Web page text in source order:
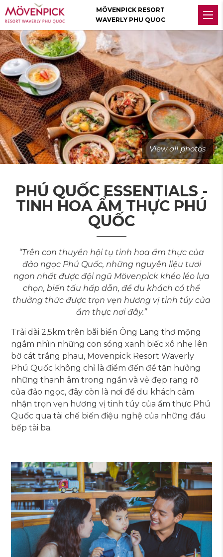
View all photos
PHÚ QUỐC ESSENTIALS -
TINH HOA ẨM THỰC PHÚ
QUỐC
“Trên con thuyền hội tụ tinh hoa ẩm thực của
đảo ngọc Phú Quốc, những nguyên liệu tươi
ngon nhất được đội ngũ Mövenpick khéo léo lựa
chọn, biến tấu hấp dẫn, để du khách có thể
thưởng thức được trọn vẹn hương vị tinh túy của
ẩm thực nơi đây.”
Trải dài 2,5km trên bãi biển Ông Lang thơ mộng
ngắm nhìn những con sóng xanh biếc xô nhẹ lên
bờ cát trắng phau, Mövenpick Resort Waverly
Phú Quốc không chỉ là điểm đến để tận hưởng
những thanh âm trong ngần và vẻ đẹp rạng rỡ
của đảo ngọc, đây còn là nơi để du khách cảm
nhận trọn vẹn hương vị tinh túy của ẩm thực Phú
Quốc qua tài chế biến điệu nghệ của những đầu
bếp tài ba.
MÖVENPICK RESORT
WAVERLY PHU QUOC